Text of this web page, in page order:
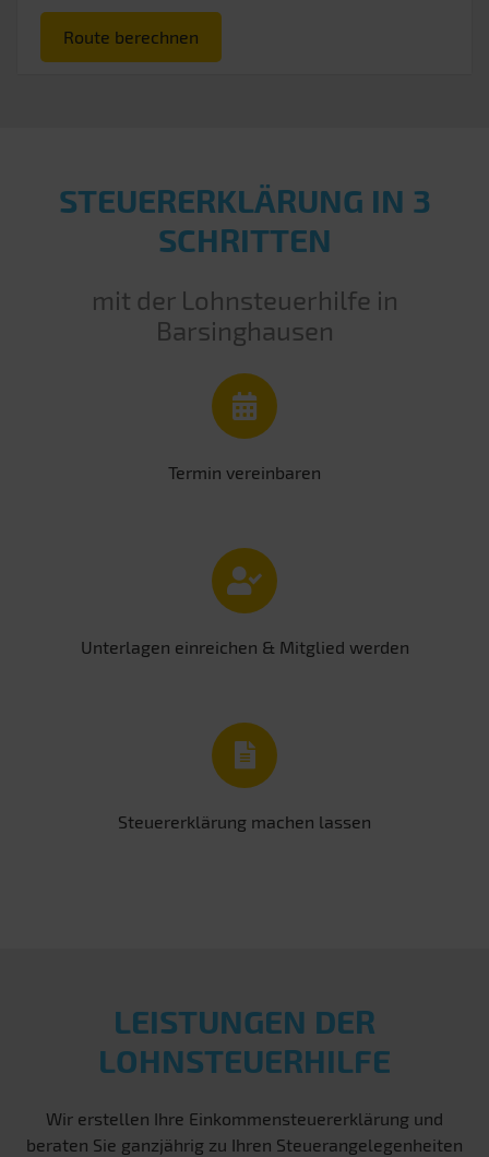
Route berechnen
STEUERERKLÄRUNG IN 3
SCHRITTEN
mit der Lohnsteuerhilfe in
Barsinghausen
Termin vereinbaren
Unterlagen einreichen & Mitglied werden
Steuererklärung machen lassen
LEISTUNGEN DER
LOHNSTEUERHILFE
Wir erstellen Ihre Einkommensteuererklärung und
beraten Sie ganzjährig zu Ihren Steuerangelegenheiten